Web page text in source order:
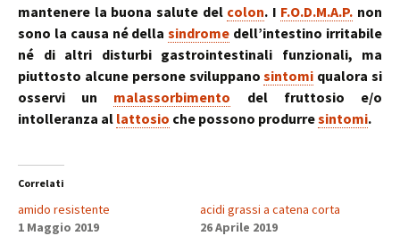
mantenere la buona salute del colon. I F.O.D.M.A.P. non
sono la causa né dellasindrome dell’intestino irritabile
né di altri disturbi gastrointestinali funzionali, ma
piuttosto alcune persone sviluppanosintomi qualora si
osservi un malassorbimento del fruttosio e/o
intolleranza al lattosio che possono produrresintomi.
Correlati
amido resistente
1 Maggio 2019
acidi grassi a catena corta
26 Aprile 2019